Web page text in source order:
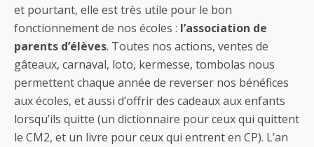
et pourtant, elle est très utile pour le bon
fonctionnement de nos écoles : l’association de
parents d’élèves. Toutes nos actions, ventes de
gâteaux, carnaval, loto, kermesse, tombolas nous
permettent chaque année de reverser nos bénéfices
aux écoles, et aussi d’offrir des cadeaux aux enfants
lorsqu’ils quitte (un dictionnaire pour ceux qui quittent
le CM2, et un livre pour ceux qui entrent en CP). L’an